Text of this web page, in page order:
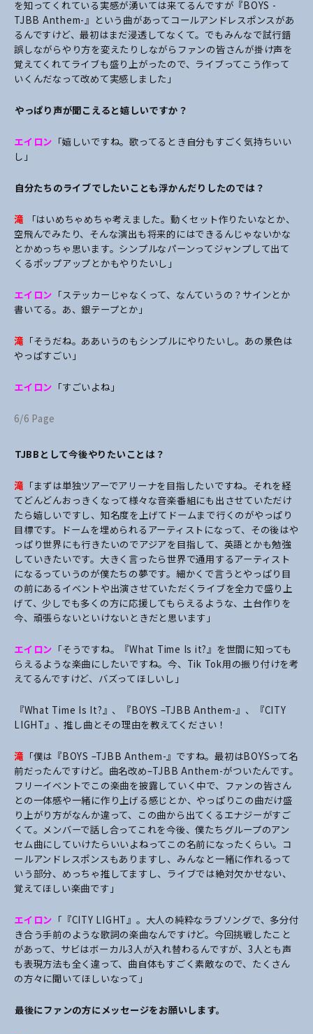
を知ってくれている実感が湧いては来てるんですが『BOYS -
TJBB Anthem-』という曲があってコールアンドレスポンスがあ
るんですけど、最初はまだ浸透してなくて。でもみんなで試行錯
誤しながらやり方を変えたりしながらファンの皆さんが掛け声を
覚えてくれてライブも盛り上がったので、ライブってこう作って
いくんだなって改めて実感しました」
――やっぱり声が聞こえると嬉しいですか？
エイロン 「嬉しいですね。歌ってるとき自分もすごく気持ちいい
し」
――自分たちのライブでしたいことも浮かんだりしたのでは？
滝
「はいめちゃめちゃ考えました。動くセット作りたいなとか、
空飛んでみたり、そんな演出も将来的にはできるんじゃないかな
とかめっちゃ思います。シンプルなパーンってジャンプして出て
くるポップアップとかもやりたいし」
エイロン 「ステッカーじゃなくって、なんていうの？サインとか
書いてる。あ、銀テープとか」
滝 「そうだね。ああいうのもシンプルにやりたいし。あの景色は
やっぱすごい」
エイロン 「すごいよね」
6/6 Page
――TJBBとして今後やりたいことは？
滝 「まずは単独ツアーでアリーナを目指したいですね。それを経
てどんどんおっきくなって様々な音楽番組にも出させていただけ
たら嬉しいですし、知名度を上げてドームまで行くのがやっぱり
目標です。ドームを埋められるアーティストになって、その後はや
っぱり世界にも行きたいのでアジアを目指して、英語とかも勉強
していきたいです。大きく言ったら世界で通用するアーティスト
になるっていうのが僕たちの夢です。細かくで言うとやっぱり目
の前にあるイベントや出演させていただくライブを全力で盛り上
げて、少しでも多くの方に応援してもらえるような、土台作りを
今、頑張らないといけないときだと思います」
エイロン 「そうですね。『What Time Is it?』を世間に知っても
らえるような楽曲にしたいですね。今、Tik Tok用の振り付けを考
えてるんですけど、バズってほしいし」
――『What Time Is It?』、『BOYS –TJBB Anthem-』、『CITY
LIGHT』、推し曲とその理由を教えてください！
滝 「僕は『BOYS –TJBB Anthem-』ですね。最初はBOYSって名
前だったんですけど。曲名改め–TJBB Anthem-がついたんです。
フリーイベントでこの楽曲を披露していく中で、ファンの皆さん
との一体感や一緒に作り上げる感じとか、やっぱりこの曲だけ盛
り上がり方がなんか違って、この曲から出てくるエナジーがすご
くて。メンバーで話し合ってこれを今後、僕たちグループのアン
セム曲にしていけたらいいよねってこの名前になったくらい。コ
ールアンドレスポンスもありますし、みんなと一緒に作れるって
いう部分、めっちゃ推してますし、ライブでは絶対欠かせない、
覚えてほしい楽曲です」
エイロン 「『CITY LIGHT』。大人の純粋なラブソングで、多分付
き合う手前のような歌詞の楽曲なんですけど。今回挑戦したこと
があって、サビはボーカル3人が入れ替わるんですが、3人とも声
も表現方法も全く違って、曲自体もすごく素敵なので、たくさん
の方々に聞いてほしいなって」
――最後にファンの方にメッセージをお願いします。